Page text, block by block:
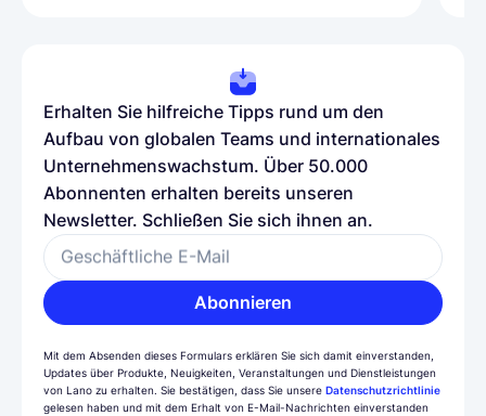
Erhalten Sie hilfreiche Tipps rund um den
Aufbau von globalen Teams und internationales
Unternehmenswachstum. Über 50.000
Abonnenten erhalten bereits unseren
Newsletter. Schließen Sie sich ihnen an.
Geschäftliche E-Mail
Abonnieren
Mit dem Absenden dieses Formulars erklären Sie sich damit einverstanden,
Updates über Produkte, Neuigkeiten, Veranstaltungen und Dienstleistungen
von Lano zu erhalten. Sie bestätigen, dass Sie unsere Datenschutzrichtlinie
gelesen haben und mit dem Erhalt von E-Mail-Nachrichten einverstanden